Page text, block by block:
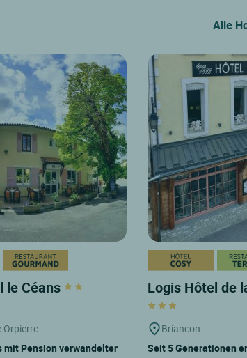
Alle
le Céans
Orpierre
mit Pension verwandelter
Logis Hôtel de
Briancon
Seit 5 Generationen